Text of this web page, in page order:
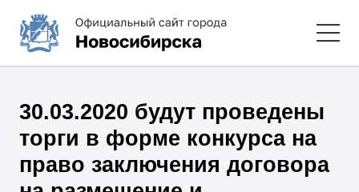
30.03.2020 будут проведены
торги в форме конкурса на
право заключения договора